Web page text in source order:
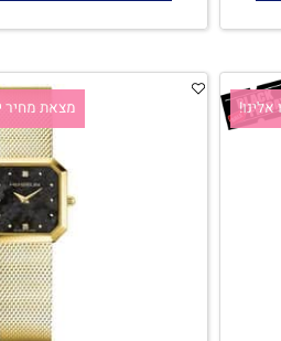
מצאת מחיר